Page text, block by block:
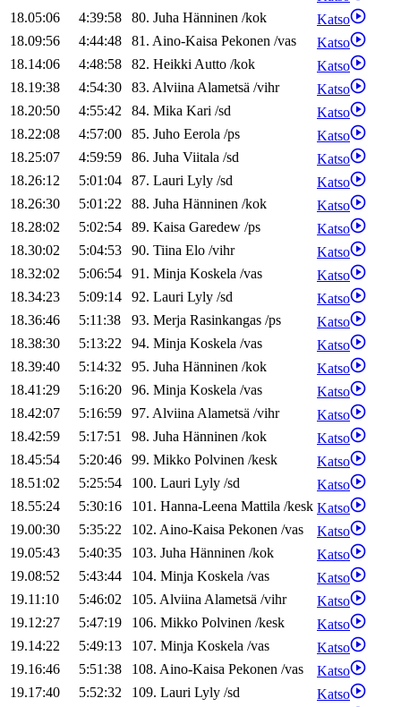
18.05:06
4:39:58 80. Juha Hänninen /kok
Katso
18.09:56
4:44:48 81. Aino-Kaisa Pekonen /vas
Katso
18.14:06
4:48:58 82. HeikkiAutto /kok
Katso
18.19:38
4:54:30 83. AlviinaAlametsä /vihr
Katso
18.20:50
4:55:42 84. Mika Kari /sd
Katso
18.22:08
4:57:00 85. Juho Eerola /ps
Katso
18.25:07
4:59:59 86. Juha Viitala /sd
Katso
18.26:12
5:01:04 87. Lauri Lyly /sd
Katso
18.26:30
5:01:22 88. Juha Hänninen /kok
Katso
18.28:02
5:02:54 89. Kaisa Garedew /ps
Katso
18.30:02
5:04:53 90. Tiina Elo /vihr
Katso
18.32:02
5:06:54 91. Minja Koskela /vas
Katso
18.34:23
5:09:14 92. Lauri Lyly /sd
Katso
18.36:46
5:11:38 93. Merja Rasinkangas /ps
Katso
18.38:30
5:13:22 94. Minja Koskela /vas
Katso
18.39:40
5:14:32 95. Juha Hänninen /kok
Katso
18.41:29
5:16:20 96. Minja Koskela /vas
Katso
18.42:07
5:16:59 97. AlviinaAlametsä /vihr
Katso
18.42:59
5:17:51 98. Juha Hänninen /kok
Katso
18.45:54
5:20:46 99. Mikko Polvinen /kesk
Katso
18.51:02
5:25:54 100. Lauri Lyly /sd
Katso
18.55:24
5:30:16 101. Hanna-Leena Mattila /kesk Katso
19.00:30
5:35:22 102. Aino-Kaisa Pekonen /vas
Katso
19.05:43
5:40:35 103. Juha Hänninen /kok
Katso
19.08:52
5:43:44 104. Minja Koskela /vas
Katso
19.11:10
5:46:02 105. AlviinaAlametsä /vihr
Katso
19.12:27
5:47:19 106. Mikko Polvinen /kesk
Katso
19.14:22
5:49:13 107. Minja Koskela /vas
Katso
19.16:46
5:51:38 108. Aino-Kaisa Pekonen /vas
Katso
19.17:40
5:52:32 109. Lauri Lyly /sd
Katso